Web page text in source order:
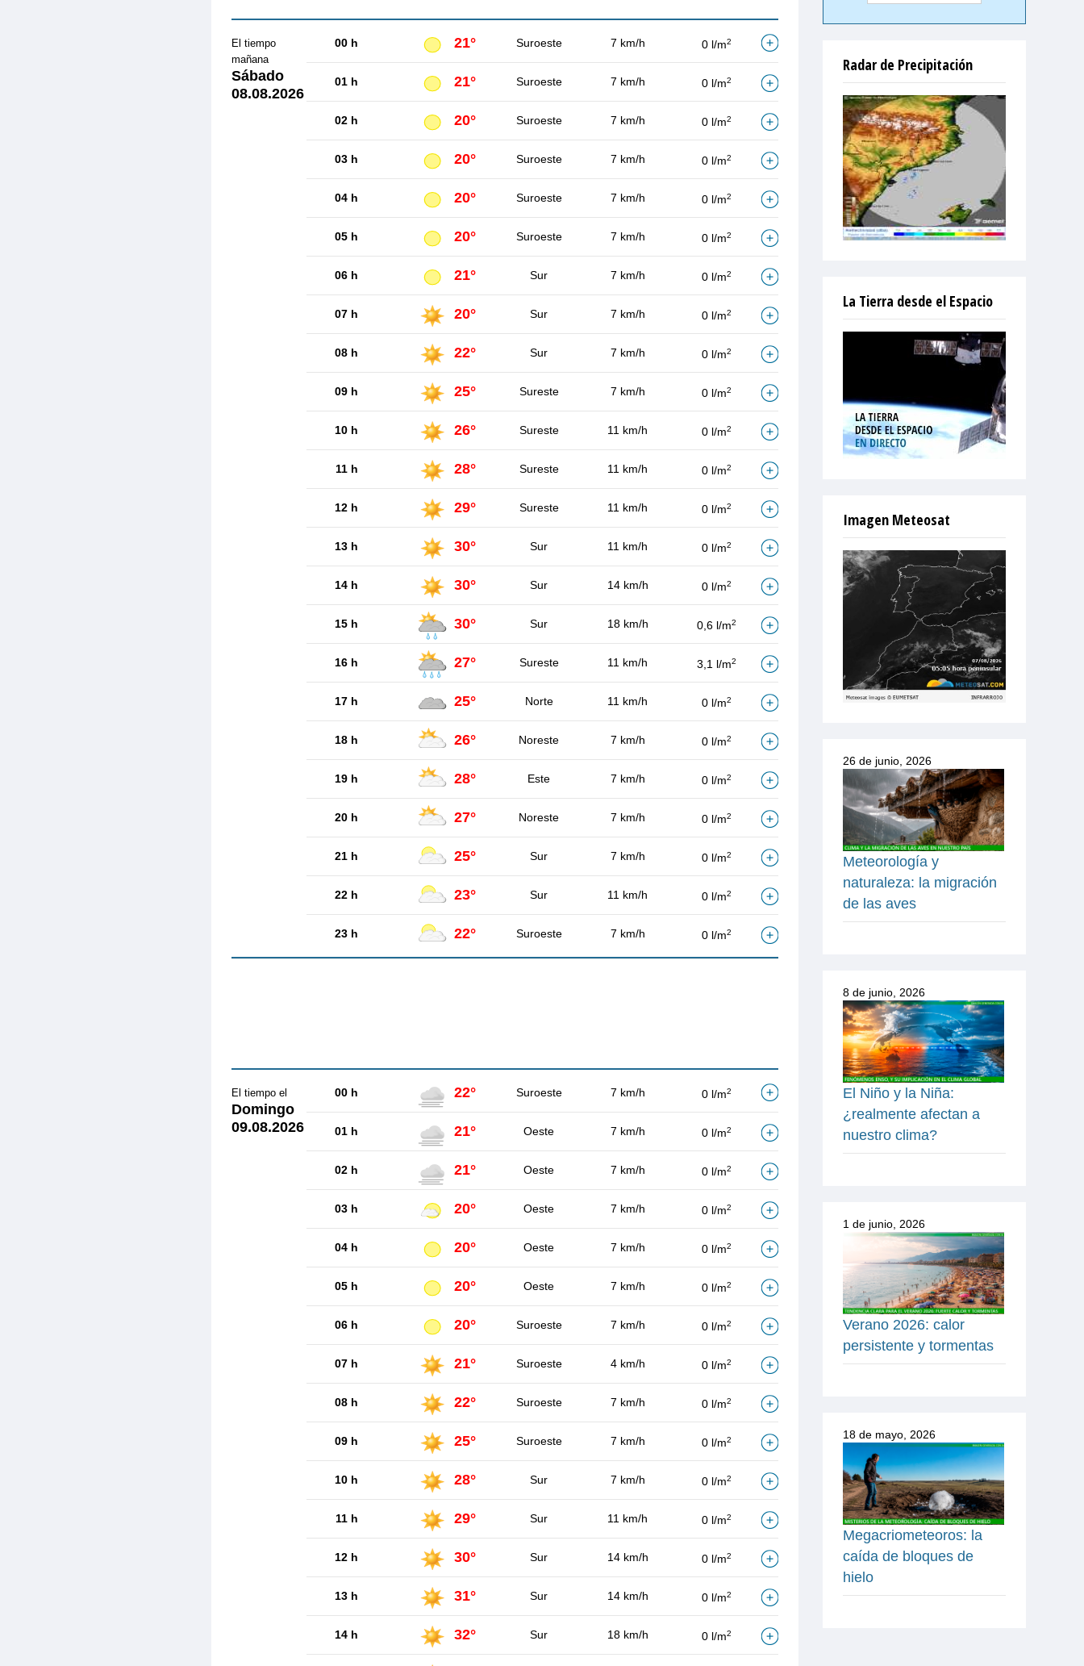
El tiempo
mañana
Sábado
08.08.2026
00 h 21° Suroeste 7 km/h 0 l/m2
01 h 21° Suroeste 7 km/h 0 l/m2
02 h 20° Suroeste 7 km/h 0 l/m2
03 h 20° Suroeste 7 km/h 0 l/m2
04 h 20° Suroeste 7 km/h 0 l/m2
05 h 20° Suroeste 7 km/h 0 l/m2
06 h 21° Sur 7 km/h 0 l/m2
07 h 20° Sur 7 km/h 0 l/m2
08 h 22° Sur 7 km/h 0 l/m2
09 h 25° Sureste 7 km/h 0 l/m2
10 h 26° Sureste 11 km/h 0 l/m2
11 h 28° Sureste 11 km/h 0 l/m2
12 h 29° Sureste 11 km/h 0 l/m2
13 h 30° Sur 11 km/h 0 l/m2
14 h 30° Sur 14 km/h 0 l/m2
15 h 30° Sur 18 km/h 0,6 l/m2
16 h 27° Sureste 11 km/h 3,1 l/m2
17 h 25° Norte 11 km/h 0 l/m2
18 h 26° Noreste 7 km/h 0 l/m2
19 h 28° Este 7 km/h 0 l/m2
20 h 27° Noreste 7 km/h 0 l/m2
21 h 25° Sur 7 km/h 0 l/m2
22 h 23° Sur 11 km/h 0 l/m2
23 h 22° Suroeste 7 km/h 0 l/m2
El tiempo el
Domingo
09.08.2026
00 h 22° Suroeste 7 km/h 0 l/m2
01 h 21° Oeste 7 km/h 0 l/m2
02 h 21° Oeste 7 km/h 0 l/m2
03 h 20° Oeste 7 km/h 0 l/m2
04 h 20° Oeste 7 km/h 0 l/m2
05 h 20° Oeste 7 km/h 0 l/m2
06 h 20° Suroeste 7 km/h 0 l/m2
07 h 21° Suroeste 4 km/h 0 l/m2
08 h 22° Suroeste 7 km/h 0 l/m2
09 h 25° Suroeste 7 km/h 0 l/m2
10 h 28° Sur 7 km/h 0 l/m2
11 h 29° Sur 11 km/h 0 l/m2
12 h 30° Sur 14 km/h 0 l/m2
13 h 31° Sur 14 km/h 0 l/m2
14 h 32° Sur 18 km/h 0 l/m2
Radar de Precipitación
La Tierra desde el Espacio
Imagen Meteosat
26 de junio, 2026
Meteorología y
naturaleza: la migración
de las aves
8 de junio, 2026
El Niño y la Niña:
¿realmente afectan a
nuestro clima?
1 de junio, 2026
Verano 2026: calor
persistente y tormentas
18 de mayo, 2026
Megacriometeoros: la
caída de bloques de
hielo